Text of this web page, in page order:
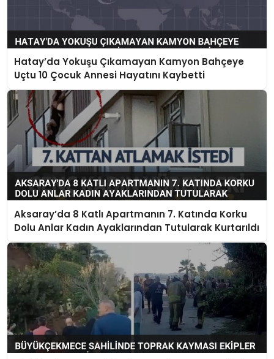
Hatay’da Yokuşu Çıkamayan Kamyon Bahçeye
Uçtu 10 Çocuk Annesi Hayatını Kaybetti
Aksaray’da 8 Katlı Apartmanın 7. Katında Korku
Dolu Anlar Kadın Ayaklarından Tutularak Kurtarıldı